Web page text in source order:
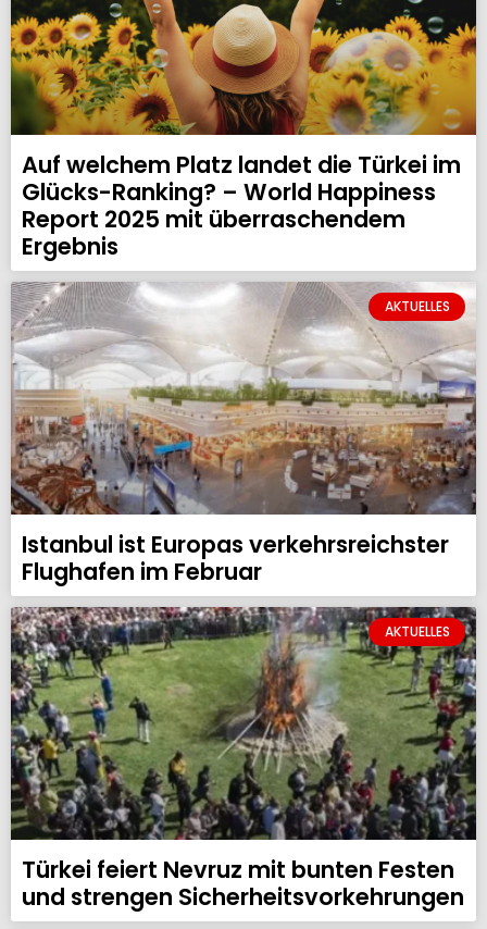
Auf welchem Platz landet die Türkei im
Glücks-Ranking? – World Happiness
Report 2025 mit überraschendem
Ergebnis
AKTUELLES
Istanbul ist Europas verkehrsreichster
Flughafen im Februar
AKTUELLES
Türkei feiert Nevruz mit bunten Festen
und strengen Sicherheitsvorkehrungen